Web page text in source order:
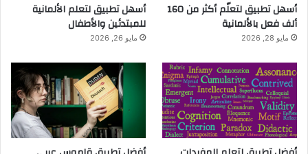
أسهل تطبيق لتعلّم أكثر من 160
ألف فعل بالألمانية
مايو 28, 2026
أسهل تطبيق لتعلم الألمانية
للمبتدئين والأطفال
مايو 26, 2026